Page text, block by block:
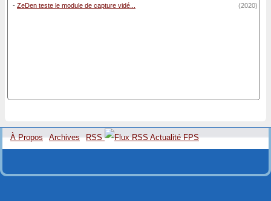
- ZeDen teste le module de capture vidé... (2020)
À Propos Archives RSS